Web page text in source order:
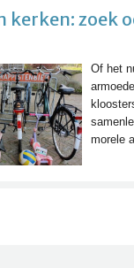
kerken: zoek
Of het
morele